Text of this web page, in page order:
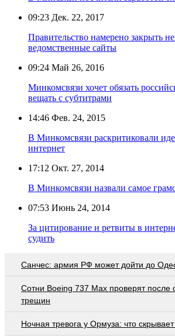
09:23 Дек. 22, 2017
Правительство намерено закрыть
ведомственные сайты
09:24 Май 26, 2016
Минкомсвязи хочет обязать
вещать с субтитрами
14:46 Фев. 24, 2015
В Минкомсвязи раскритиковали
интернет
17:12 Окт. 27, 2014
В Минкомсвязи назвали самое
07:53 Июнь 24, 2014
За цитирование и ретвиты в
судить
Санчес: армия РФ может дойти до
Сотни Boeing 737 Max проверят после
трещин
Ночная тревога у Ормуза: что